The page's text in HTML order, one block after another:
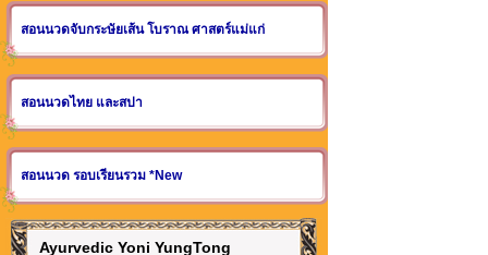
สอนนวดจับกระษัยเส้น โบราณ ศาสตร์แม่แก่
สอนนวดไทย และสปา
สอนนวด รอบเรียนรวม *New
Ayurvedic Yoni YungTong